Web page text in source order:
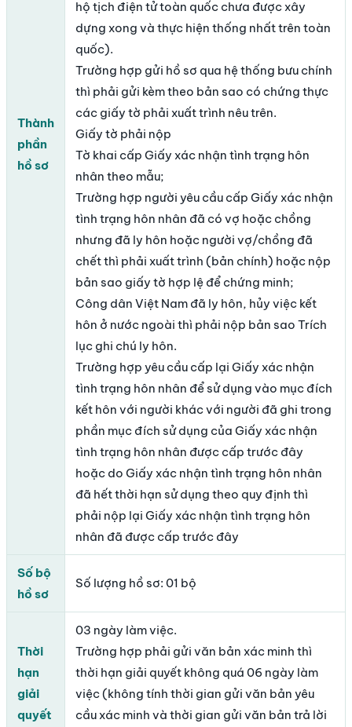
Thành
phần
hồ sơ
hộ tịch điện tử toàn quốc chưa được xây
dựng xong và thực hiện thống nhất trên toàn
quốc).
Trường hợp gửi hồ sơ qua hệ thống bưu chính
thì phải gửi kèm theo bản sao có chứng thực
các giấy tờ phải xuất trình nêu trên.
Giấy tờ phải nộp
Tờ khai cấp Giấy xác nhận tình trạng hôn
nhân theo mẫu;
Trường hợp người yêu cầu cấp Giấy xác nhận
tình trạng hôn nhân đã có vợ hoặc chồng
nhưng đã ly hôn hoặc người vợ/chồng đã
chết thì phải xuất trình (bản chính) hoặc nộp
bản sao giấy tờ hợp lệ để chứng minh;
Công dân Việt Nam đã ly hôn, hủy việc kết
hôn ở nước ngoài thì phải nộp bản sao Trích
lục ghi chú ly hôn.
Trường hợp yêu cầu cấp lại Giấy xác nhận
tình trạng hôn nhân để sử dụng vào mục đích
kết hôn với người khác với người đã ghi trong
phần mục đích sử dụng của Giấy xác nhận
tình trạng hôn nhân được cấp trước đây
hoặc do Giấy xác nhận tình trạng hôn nhân
đã hết thời hạn sử dụng theo quy định thì
phải nộp lại Giấy xác nhận tình trạng hôn
nhân đã được cấp trước đây
Số bộ
hồ sơ
Số lượng hồ sơ: 01 bộ
Thời
hạn
giải
quyết
03 ngày làm việc.
Trường hợp phải gửi văn bản xác minh thì
thời hạn giải quyết không quá 06 ngày làm
việc (không tính thời gian gửi văn bản yêu
cầu xác minh và thời gian gửi văn bản trả lời